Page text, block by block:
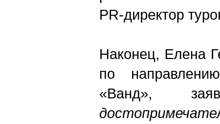
PR-директор
Наконец, Елена
по
«Ванд»,